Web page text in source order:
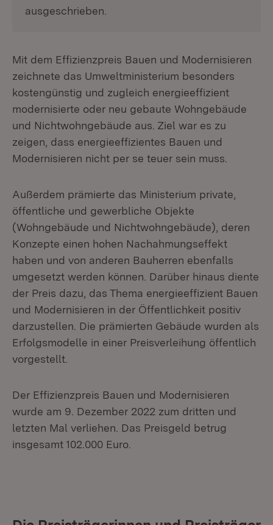
ausgeschrieben.
Mit dem Effizienzpreis Bauen und Modernisieren
zeichnete das Umweltministerium besonders
kostengünstig und zugleich energieeffizient
modernisierte oder neu gebaute Wohngebäude
und Nichtwohngebäude aus. Ziel war es zu
zeigen, dass energieeffizientes Bauen und
Modernisieren nicht per se teuer sein muss.
Außerdem prämierte das Ministerium private,
öffentliche und gewerbliche Objekte
(Wohngebäude und Nichtwohngebäude), deren
Konzepte einen hohen Nachahmungseffekt
haben und von anderen Bauherren ebenfalls
umgesetzt werden können. Darüber hinaus diente
der Preis dazu, das Thema energieeffizient Bauen
und Modernisieren in der Öffentlichkeit positiv
darzustellen. Die prämierten Gebäude wurden als
Erfolgsmodelle in einer Preisverleihung öffentlich
vorgestellt.
Der Effizienzpreis Bauen und Modernisieren
wurde am 9. Dezember 2022 zum dritten und
letzten Mal verliehen. Das Preisgeld betrug
insgesamt 102.000 Euro.